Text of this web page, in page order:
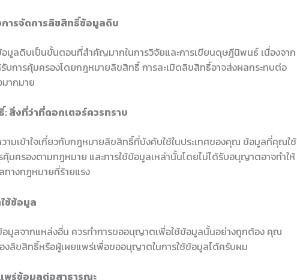
ารจัดการลิขสิทธิ์ข้อมูลดิบ
มูลดิบเป็นขั้นตอนที่สำคัญมากในการวิจัยและการเขียนดุษฎีนิพนธ์ เนื่องจาก
บการคุ้มครองโดยกฎหมายลิขสิทธิ์ การละเมิดลิขสิทธิ์อาจส่งผลกระทบต่อ
ากมาย
: สิ่งที่ว่าที่ดอกเตอร์ควรทราบ
ามเข้าใจเกี่ยวกับกฎหมายลิขสิทธิ์ที่บังคับใช้ในประเทศของคุณ ข้อมูลที่คุณใช้
คุ้มครองตามกฎหมาย และการใช้ข้อมูลเหล่านั้นโดยไม่ได้รับอนุญาตอาจทำให้
างกฎหมายที่ร้ายแรง
ช้ข้อมูล
มูลจากแหล่งอื่น ควรทำการขออนุญาตเพื่อใช้ข้อมูลนั้นอย่างถูกต้อง คุณ
งลิขสิทธิ์หรือผู้เผยแพร่เพื่อขออนุญาตในการใช้ข้อมูลได้ครับผม
พร่ข้อมูลต่อสาธารณะ